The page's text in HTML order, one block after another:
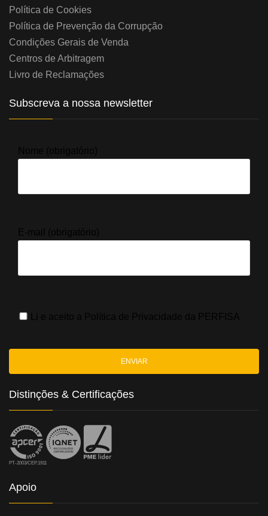
Política de Cookies
Política de Prevenção da Corrupção
Condições Gerais de Venda
Centros de Arbitragem
Livro de Reclamações
Subscreva a nossa newsletter
Distinções & Certificações
PT-2003/CEP.1911
Apoio